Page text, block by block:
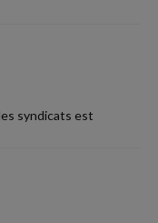
syndicats est